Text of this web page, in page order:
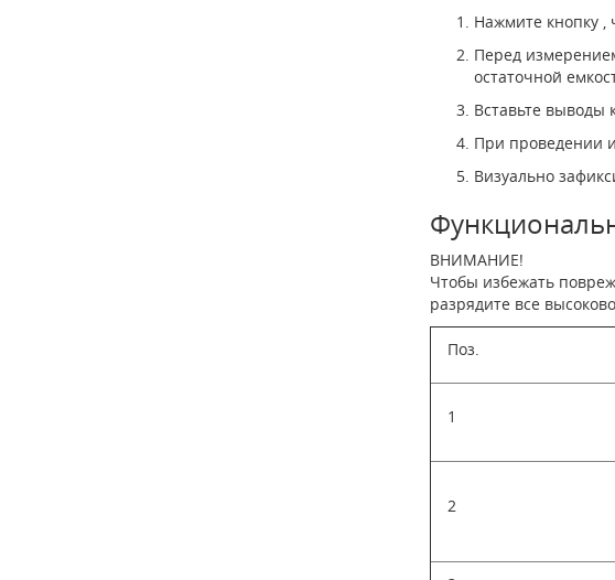
Нажмите кнопку ,
Перед
остаточной
Вставьте выводы
При проведении
Визуально
ВНИМАНИЕ!
Чтобы избежать
разрядите все
Поз.
1
2